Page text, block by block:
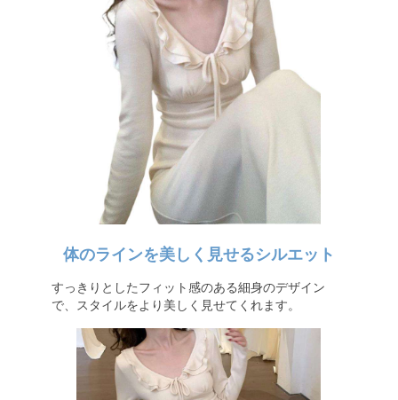
体のラインを美しく見せるシルエット
すっきりとしたフィット感のある細身のデザイン
で、スタイルをより美しく見せてくれます。